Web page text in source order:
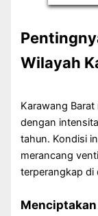
Wilayah
Karawang
dengan
tahun. Kondisi
merancang
terperangkap di